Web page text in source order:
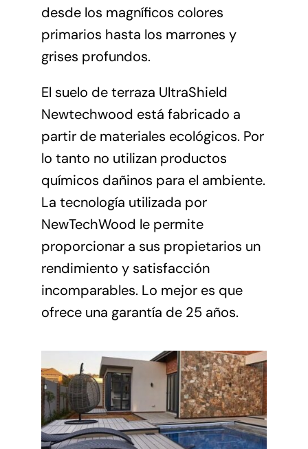
desde los magníficos colores
primarios hasta los marrones y
grises profundos.
El suelo de terraza UltraShield
Newtechwood está fabricado a
partir de materiales ecológicos. Por
lo tanto no utilizan productos
químicos dañinos para el ambiente.
La tecnología utilizada por
NewTechWood le permite
proporcionar a sus propietarios un
rendimiento y satisfacción
incomparables. Lo mejor es que
ofrece una garantía de 25 años.